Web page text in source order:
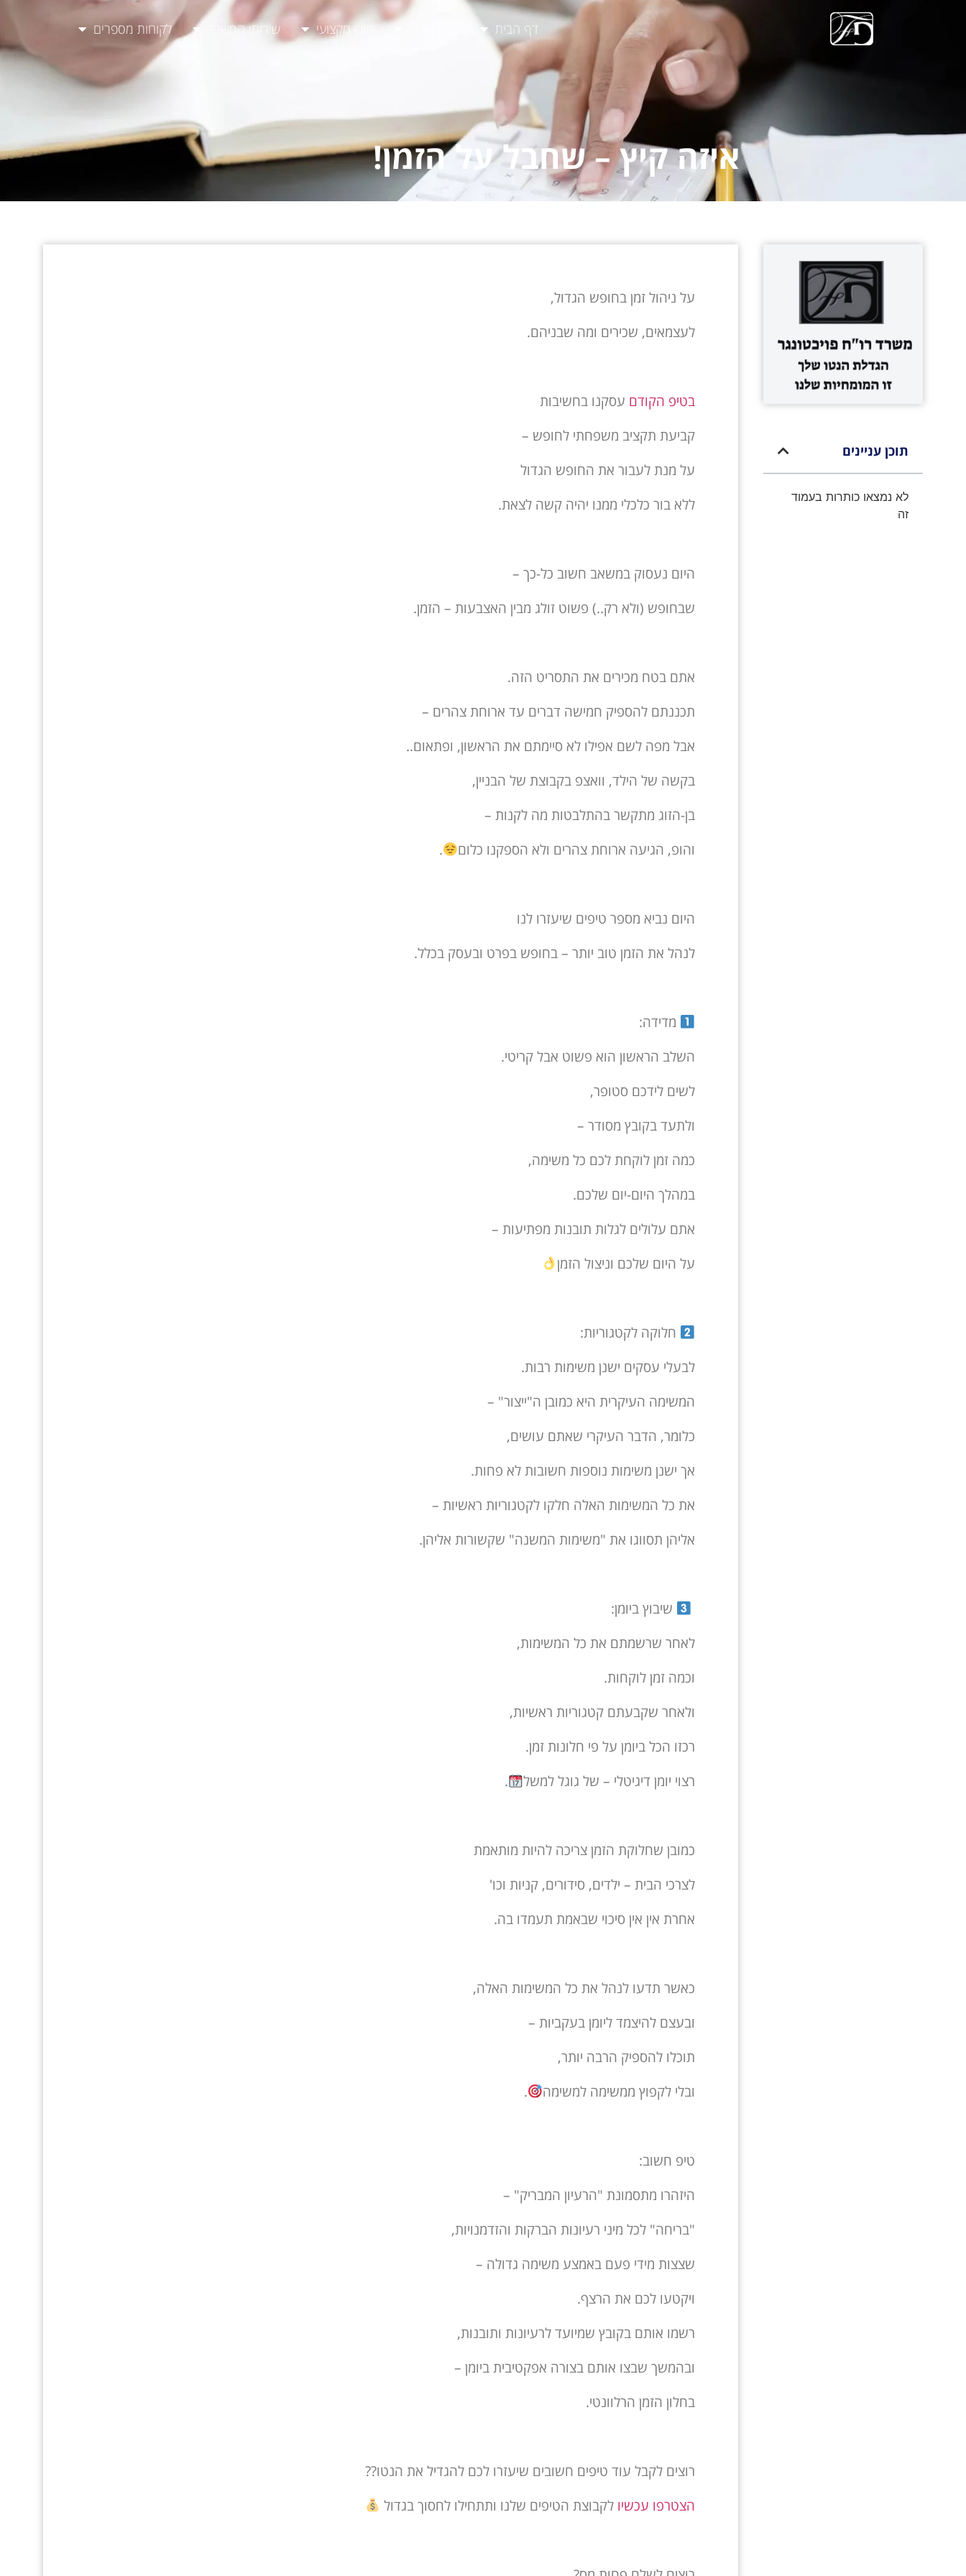
דף הבית תוכן מקצועי שירותי המשרד לקוחות מספרים
איזה קיץ – שחבל על הזמן!
תוכן עניינים
לא נמצאו כותרות בעמוד
זה
על ניהול זמן בחופש הגדול,
לעצמאים, שכירים ומה שבניהם.
בטיפ הקודם עסקנו בחשיבות
קביעת תקציב משפחתי לחופש –
על מנת לעבור את החופש הגדול
ללא בור כלכלי ממנו יהיה קשה לצאת.
היום נעסוק במשאב חשוב כל-כך –
שבחופש (ולא רק..) פשוט זולג מבין האצבעות – הזמן.
אתם בטח מכירים את התסריט הזה.
תכננתם להספיק חמישה דברים עד ארוחת צהרים –
אבל מפה לשם אפילו לא סיימתם את הראשון, ופתאום..
בקשה של הילד, וואצפ בקבוצת של הבניין,
בן-הזוג מתקשר בהתלבטות מה לקנות –
והופ, הגיעה ארוחת צהרים ולא הספקנו כלום
.
היום נביא מספר טיפים שיעזרו לנו
לנהל את הזמן טוב יותר – בחופש בפרט ובעסק בכלל.
מדידה:
השלב הראשון הוא פשוט אבל קריטי.
לשים לידכם סטופר,
ולתעד בקובץ מסודר –
כמה זמן לוקחת לכם כל משימה,
במהלך היום-יום שלכם.
אתם עלולים לגלות תובנות מפתיעות –
על היום שלכם וניצול הזמן
חלוקה לקטגוריות:
לבעלי עסקים ישנן משימות רבות.
המשימה העיקרית היא כמובן ה"ייצור" –
כלומר, הדבר העיקרי שאתם עושים,
אך ישנן משימות נוספות חשובות לא פחות.
את כל המשימות האלה חלקו לקטגוריות ראשיות –
אליהן תסווגו את "משימות המשנה" שקשורות אליהן.
שיבוץ ביומן:
לאחר שרשמתם את כל המשימות,
וכמה זמן לוקחות.
ולאחר שקבעתם קטגוריות ראשיות,
רכזו הכל ביומן על פי חלונות זמן.
רצוי יומן דיגיטלי – של גוגל למשל
.
כמובן שחלוקת הזמן צריכה להיות מותאמת
לצרכי הבית – ילדים, סידורים, קניות וכו'
אחרת אין אין סיכוי שבאמת תעמדו בה.
כאשר תדעו לנהל את כל המשימות האלה,
ובעצם להיצמד ליומן בעקביות –
תוכלו להספיק הרבה יותר,
ובלי לקפוץ ממשימה למשימה
.
טיפ חשוב:
היזהרו מתסמונת "הרעיון המבריק" –
"בריחה" לכל מיני רעיונות הברקות והזדמנויות,
שצצות מידי פעם באמצע משימה גדולה –
ויקטעו לכם את הרצף.
רשמו אותם בקובץ שמיועד לרעיונות ותובנות,
ובהמשך שבצו אותם בצורה אפקטיבית ביומן –
בחלון הזמן הרלוונטי.
רוצים לקבל עוד טיפים חשובים שיעזרו לכם להגדיל את הנטו??
הצטרפו עכשיו לקבוצת הטיפים שלנו ותתחילו לחסוך בגדול